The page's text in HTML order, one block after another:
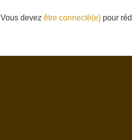
Vous devez être connecté(e) pour